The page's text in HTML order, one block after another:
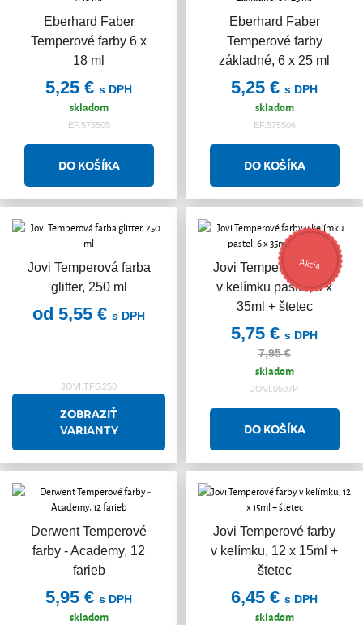
Eberhard Faber
Temperové farby 6 x
18 ml
5,25 € s DPH
skladom
EF.575505
Eberhard Faber
Temperové farby
základné, 6 x 25 ml
5,25 € s DPH
skladom
EF.575506
Jovi Temperová farba
glitter, 250 ml
od 5,55 € s DPH
JOVI.TFG250
ZOBRAZIŤ
VARIANTY
Jovi Temperové farby
v kelímku pastel, 6 x
35ml + štetec
Akcia
5,75 € s DPH
7,95 €
skladom
JOVI.0507P
Derwent Temperové
farby - Academy, 12
farieb
5,95 € s DPH
skladom
Jovi Temperové farby
v kelímku, 12 x 15ml +
štetec
6,45 € s DPH
skladom